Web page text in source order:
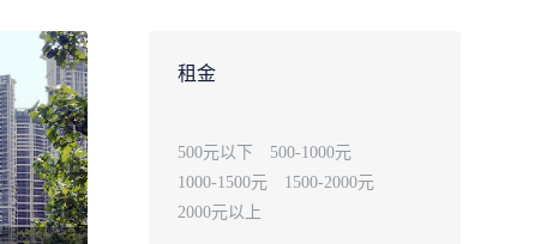
租金
500元以下
500-1000元
1000-1500元
1500-2000元
2000元以上